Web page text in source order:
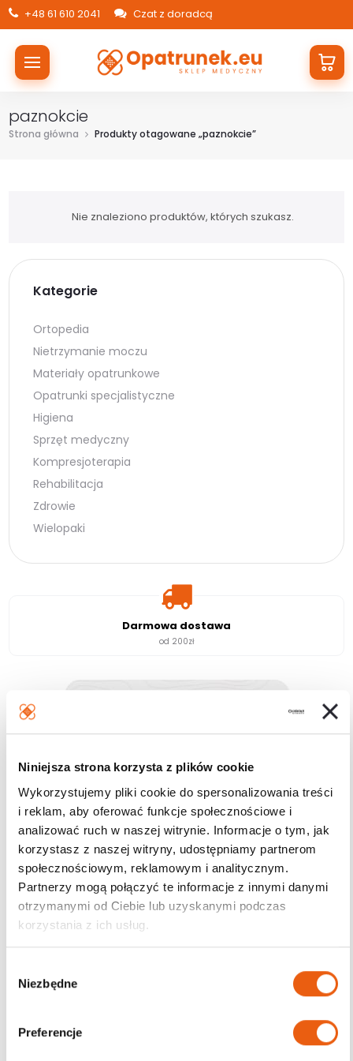
Niniejsza strona korzysta z plików cookie
Wykorzystujemy pliki cookie do spersonalizowania treści
i reklam, aby oferować funkcje społecznościowe i
analizować ruch w naszej witrynie. Informacje o tym, jak
korzystasz z naszej witryny, udostępniamy partnerom
społecznościowym, reklamowym i analitycznym.
Partnerzy mogą połączyć te informacje z innymi danymi
otrzymanymi od Ciebie lub uzyskanymi podczas
korzystania z ich usług.
Niezbędne
Preferencje
+48 61 610 2041 Czat z doradcą
paznokcie
Strona główna Produkty otagowane „paznokcie”
Nie znaleziono produktów, których szukasz.
Kategorie
Ortopedia
Nietrzymanie moczu
Materiały opatrunkowe
Opatrunki specjalistyczne
Higiena
Sprzęt medyczny
Kompresjoterapia
Rehabilitacja
Zdrowie
Wielopaki
Darmowa dostawa
od 200zł